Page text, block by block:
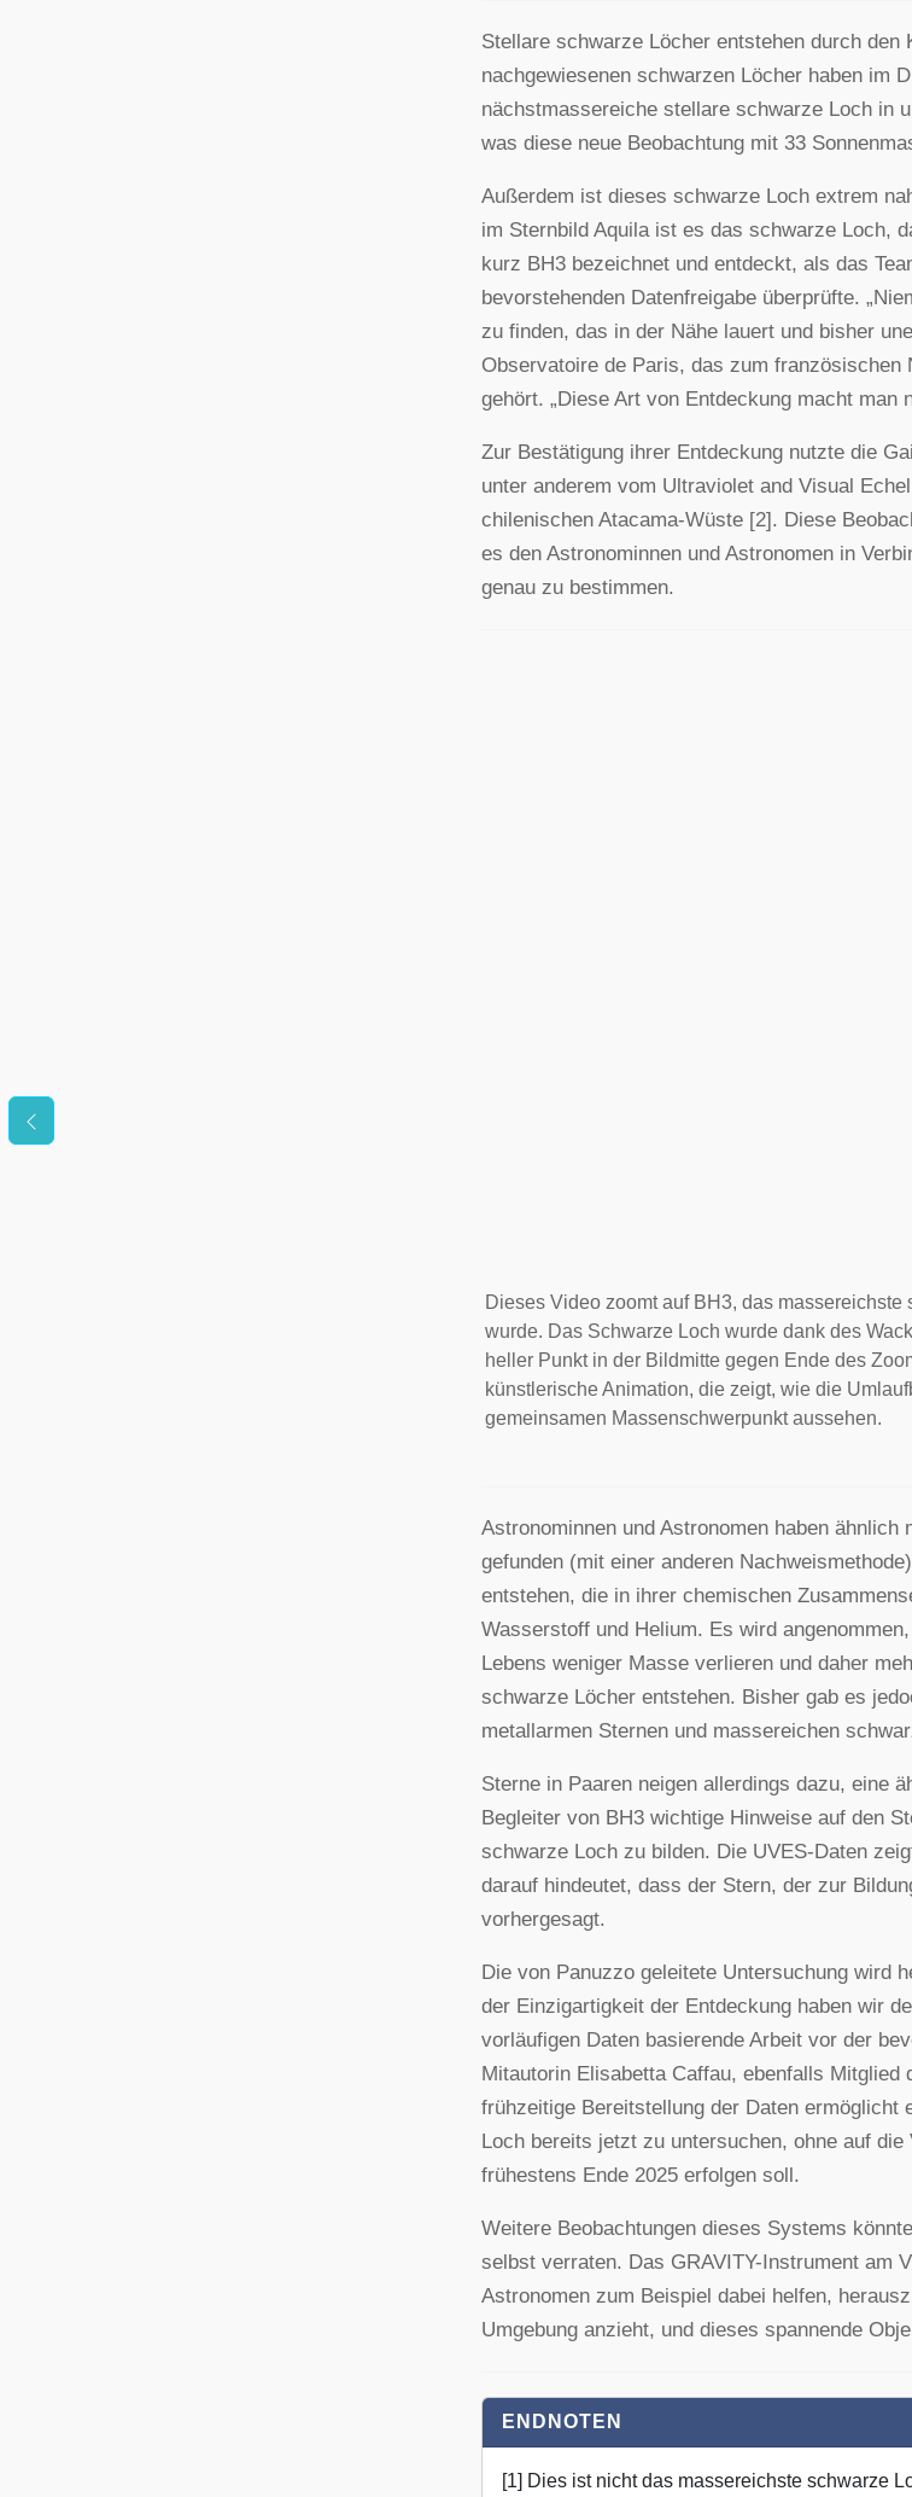
Stellare schwarze Löcher entstehen durch
nachgewiesenen schwarzen Löcher haben im
nächstmassereiche stellare schwarze Loch in
was diese neue Beobachtung mit 33
Außerdem ist dieses schwarze Loch extrem
im Sternbild Aquila ist es das schwarze Loch,
kurz BH3 bezeichnet und entdeckt, als das
bevorstehenden Datenfreigabe überprüfte.
zu finden, das in der Nähe lauert und bisher
Observatoire de Paris, das zum
gehört. „Diese Art von Entdeckung macht man
Zur Bestätigung ihrer Entdeckung nutzte die
unter anderem vom Ultraviolet and Visual
chilenischen Atacama-Wüste [2]. Diese
es den Astronominnen und Astronomen in
genau zu bestimmen.
Dieses Video zoomt auf BH3, das
wurde. Das Schwarze Loch wurde dank des
heller Punkt in der Bildmitte gegen Ende des
künstlerische Animation, die zeigt, wie die
gemeinsamen Massenschwerpunkt aussehen.
Astronominnen und Astronomen haben
gefunden (mit einer anderen
entstehen, die in ihrer chemischen
Wasserstoff und Helium. Es wird
Lebens weniger Masse verlieren und daher
schwarze Löcher entstehen. Bisher gab es
metallarmen Sternen und massereichen
Sterne in Paaren neigen allerdings dazu, eine
Begleiter von BH3 wichtige Hinweise auf den
schwarze Loch zu bilden. Die UVES-Daten
darauf hindeutet, dass der Stern, der zur
vorhergesagt.
Die von Panuzzo geleitete Untersuchung wird
der Einzigartigkeit der Entdeckung haben wir
vorläufigen Daten basierende Arbeit vor der
Mitautorin Elisabetta Caffau, ebenfalls
frühzeitige Bereitstellung der Daten ermöglicht
Loch bereits jetzt zu untersuchen, ohne auf
frühestens Ende 2025 erfolgen soll.
Weitere Beobachtungen dieses Systems
selbst verraten. Das GRAVITY-Instrument am
Astronomen zum Beispiel dabei helfen,
Umgebung anzieht, und dieses spannende
ENDNOTEN
[1] Dies ist nicht das massereichste schwarze